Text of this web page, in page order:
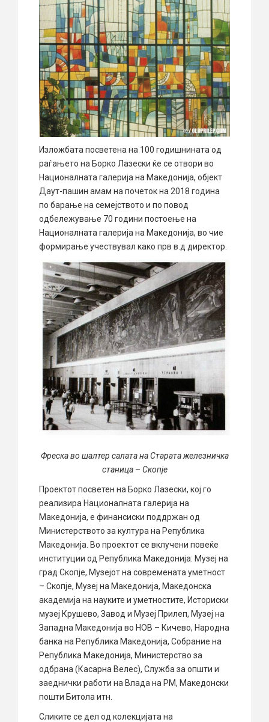
Изложбата посветена на 100 годишнината од
раѓањето на Борко Лазески ќе се отвори во
Националната галерија на Македонија, објект
Даут-пашин амам на почеток на 2018 година
по барање на семејството и по повод
одбележување 70 години постоење на
Националната галерија на Македонија, во чие
формирање учествувал како прв в.д директор.
Фреска во шалтер салата на Старата железничка
станица – Скопје
Проектот посветен на Борко Лазески, кој го
реализира Националната галерија на
Македонија, е финансиски поддржан од
Министерството за култура на Република
Македонија. Во проектот се вклучени повеќе
институции од Република Македонија: Музеј на
град Скопје, Музејот на современата уметност
– Скопје, Музеј на Македонија, Македонска
академија на науките и уметностите, Историски
музеј Крушево, Завод и Музеј Прилеп, Музеј на
Западна Македонија во НОВ – Кичево, Народна
банка на Република Македонија, Собрание на
Република Македонија, Министерство за
одбрана (Касарна Велес), Служба за општи и
заеднички работи на Влада на РМ, Македонски
пошти Битола итн.
Сликите се дел од колекцијата на